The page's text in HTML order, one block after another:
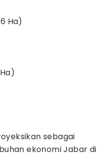
Ha)
sebagai
ekonomi Jabar di